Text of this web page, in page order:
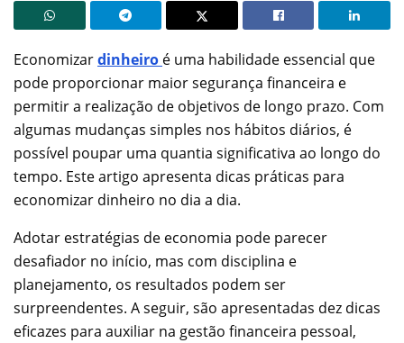
Economizardinheiro é uma habilidade essencial que
pode proporcionar maior segurança financeira e
permitir a realização de objetivos de longo prazo. Com
algumas mudanças simples nos hábitos diários, é
possível poupar uma quantia significativa ao longo do
tempo. Este artigo apresenta dicas práticas para
economizar dinheiro no dia a dia.
Adotar estratégias de economia pode parecer
desafiador no início, mas com disciplina e
planejamento, os resultados podem ser
surpreendentes. A seguir, são apresentadas dez dicas
eficazes para auxiliar na gestão financeira pessoal,